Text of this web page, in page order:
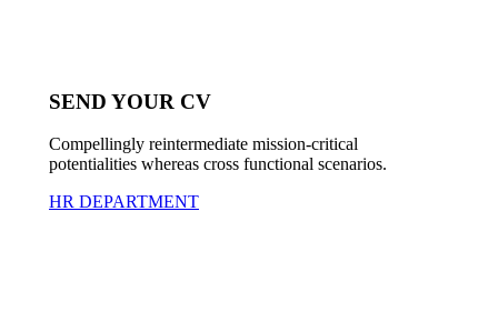
SEND YOUR CV
Compellingly reintermediate mission-critical
potentialities whereas cross functional scenarios.
HR DEPARTMENT